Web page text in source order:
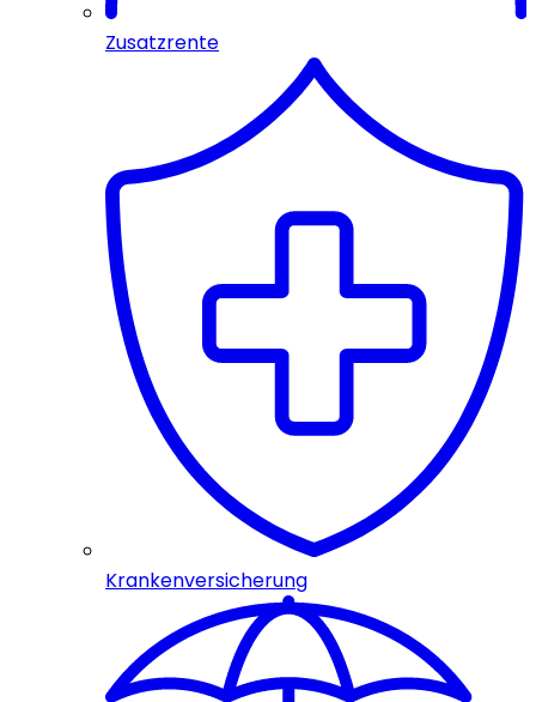
Zusatzrente
Krankenversicherung